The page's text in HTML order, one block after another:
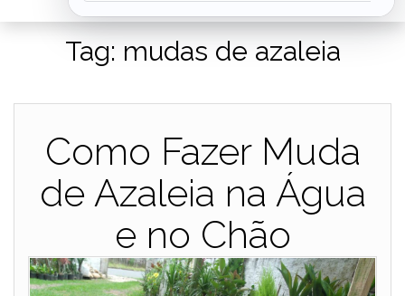
Tag: mudas de azaleia
Como Fazer Muda
de Azaleia na Água
e no Chão